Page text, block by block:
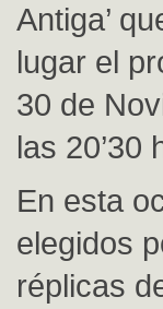
Antiga’
lugar el
30 de
las 20’30
En esta
elegidos
réplicas